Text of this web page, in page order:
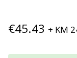
€45.43 + KM